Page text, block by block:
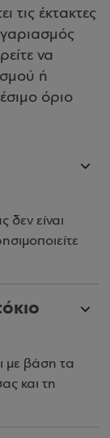
τις έκτακτες
να
ή
όριο
είναι
με βάση τα
και τη